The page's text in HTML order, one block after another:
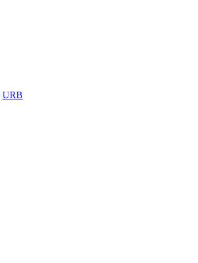
URB